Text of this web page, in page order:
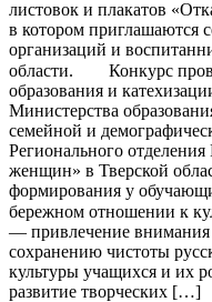
листовок и плакатов
в котором приглашаются
организаций и
области. ⠀⠀ Конкурс
образования и
Министерства
семейной и
Регионального
женщин» в Тверской
формирования у
бережном отношении к
— привлечение внимания
сохранению чистоты
культуры учащихся и их
развитие творческих […]